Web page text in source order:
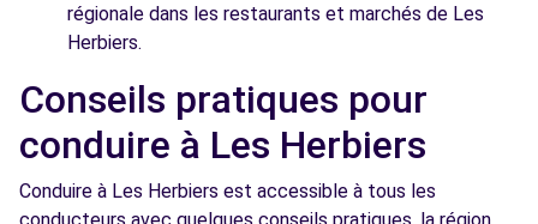
régionale dans les restaurants et marchés de Les
Herbiers.
Conseils pratiques pour
conduire à Les Herbiers
Conduire à Les Herbiers est accessible à tous les